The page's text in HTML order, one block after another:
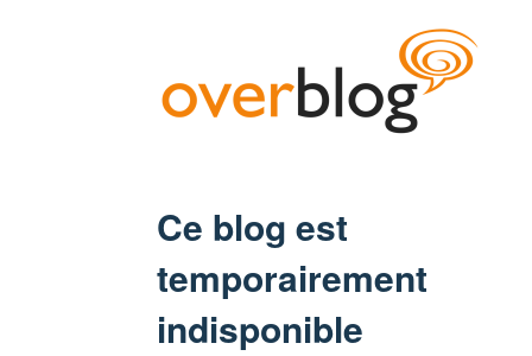
Ce blog est
temporairement
indisponible